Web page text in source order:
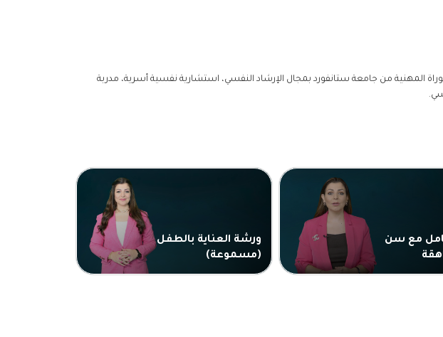
المهنية من جامعة ستانفورد بمجال الإرشاد النفسي، استشارية نفسية أسرية، مدربة
مع سن
ورشة العناية بالطفل
(مسموعة)